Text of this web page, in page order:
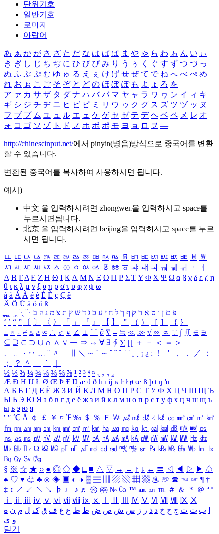
단위기호
일반기호
로마자
아랍어
あ ぁ か が さ ざ た だ な は ば ぱ ま や ゃ ら わ ゎ ん い ぃ
き ぎ し じ ち ぢ に ひ び ぴ み り う ぅ く ぐ す ず つ づ っ
ぬ ふ ぶ ぷ む ゆ ゅ る え ぇ け げ せ ぜ て で ね へ べ ぺ め
れ お ぉ こ ご そ ぞ と ど の ほ ぼ ぽ も よ ょ ろ を
ア ァ カ サ ザ タ ダ ナ ハ バ パ マ ヤ ャ ラ ワ ヮ ン イ ィ キ
ギ シ ジ チ ヂ ニ ヒ ビ ピ ミ リ ウ ゥ ク グ ス ズ ツ ヅ ッ ヌ
フ ブ プ ム ユ ュ ル エ ェ ケ ゲ セ ゼ テ デ ヘ ベ ペ メ レ オ
ォ コ ゴ ソ ゾ ト ド ノ ホ ボ ポ モ ヨ ョ ロ ヲ ―
http://chineseinput.net/에서 pinyin(병음)방식으로 중국어를 변환
할 수 있습니다.
변환된 중국어를 복사하여 사용하시면 됩니다.
예시)
中文 을 입력하시려면 zhongwen을 입력하시고 space를
누르시면됩니다.
北京 을 입력하시려면 beijing을 입력하시고 space를 누르
시면 됩니다.
ㅥ ㅦ ㅧ ㅨ ㅩ ㅪ ㅫ ㅬ ㅭ ㅮ ㅯ ㅰ ㅱ ㅲ ㅳ ㅴ ㅵ ㅶ ㅷ ㅸ
ㅹ
ㅺ ㅻ ㅼ ㅽ ㅾ ㅿ ㆀ ㆁ ㆂ ㆃ ㆄ ㆅ ㆆ ㆇ ㆈ ㆉ ㆊ ㆋ ㆌ ㆍ
ㆎ
Α Β ΓΔ Ε Ζ Η Θ Ι ΚΛ Μ Ν Ξ Ο Π Ρ Σ ΤΥ Φ Χ Ψ Ω α β γ δ ε ζ η
θ ι κ λ μ ν ξ ο π ρ σ τ υ φ χ ψ ω
á à Á À é è É È ç Ç ê
Ä Ö Ü ä ö ü ß
ִֶֹ ֻּ ׁׂ פ ם ן ו ט א ר ק ף ך ל ח י ע כ ג ד ש ץ ת צ מ נ ה ב
‘ ’ “ ” 〔 〕 〈 〉 「 」 『 』 【 】 ＂ （ ） ［ ］ ｛ ｝
± × ÷ ≠ ≤ ≥ ∞ ∴ ♂ ♀ ∠ ⊥ ⌒ ∂ ∇ ≡ ≒ ≪ ≫ √ ∽ ∝ ∵ ∫ ∬ ∈ ∋
⊆ ⊇ ⊂ ⊃ ∪ ∩ ∧ ∨ ￢ ⇒ ⇔ ∀ ∃ ∮ ∑ ∏ ＋ － ＜ ＝
＞
、
。 · ‥ … ¨ 〃 ― ＼ ∼ ´ ～ ˇ ˘ ˝ ˚ ˙ ¸ ¡ ¿ ː ！ ＇ ， ． ／
：
；
？ ＾ ｀
½ ⅓ ⅔ ¼ ¾ ⅛ ⅜ ⅝ ⅞ ¹ ² ³ ⁴ ⁿ ₁ ₂ ₃ ₄
Æ Ð Ħ Ĳ Ł Ø Œ Þ Ŧ Ŋ æ đ ð ħ ı ĳ ĸ ŀ ł ø œ ß þ ŧ ŋ ŉ
А Б В Г Д Е Ё Ж З И Й К Л М Н О П Р С Т У Ф Х Ц Ч Ш Щ Ъ
Ы Ь Э Ю Я а б в г д е ё ж з и й к л м н о п р с т у ф х ц ч ш щ ъ
ы ь э ю я
′ ″ ℃ Å ￠ ￡ ￥ ¤ ℉ ‰ ＄ ％ Ｆ ￦ ㎕ ㎖ ㎗ ℓ ㎘ ㏄ ㎣ ㎤ ㎥ ㎦
㎙ ㎚ ㎛ ㎜ ㎝ ㎞ ㎟ ㎠ ㎡ ㎢ ㏊ ㎍ ㎎ ㎏ ㏏ ㎈ ㎉ ㏈ ㎧ ㎨ ㎰
㎱ ㎲ ㎳ ㎴ ㎵ ㎶ ㎷ ㎸ ㎹ ㎀ ㎁ ㎂ ㎃ ㎄ ㎺ ㎻ ㎽ ㎾ ㎿ ㎐ ㎑
㎒ ㎓ ㎔ Ω ㏀ ㏁ ㎊ ㎋ ㎌ ㏖ ㏅ ㎭ ㎮ ㎯ ㏛ ㎩ ㎪ ㎫ ㎬ ㏝ ㏐
㏓
㏃ ㏉ ㏜ ㏆
§ ※ ☆ ★ ○ ● ◎ ◇ ◆ □ ■ △ ▽ → ← ↑ ↓ ↔ 〓 ◁ ◀ ▷ ▶ ♤
♠ ♡ ♥ ♧ ♣ ⊙ ◈ ▣ ◐ ◑ ▒ ▤ ▨ ▧ ▦ ▩ ♨ ☏ ☎ ☜ ☞ ¶ †
‡ ↕ ↗ ↙ ↖ ↘ ♭ ♩ ♪ ♬ ㉿ ㈜ № ㏇ ™ ㏂ ㏘ ℡ ＃ ＆ ＊ ＠ ª º
ⅰ
ⅱ ⅲ ⅳ ⅴ ⅵ ⅶ ⅷ ⅸ ⅹ Ⅳ Ⅴ Ⅵ Ⅶ Ⅷ Ⅸ Ⅹ
ب ت ث ج ح خ د ذ ر ز س ش ص ض ط ظ ع غ ف ق ک ل م ن ه
و ی
닫기